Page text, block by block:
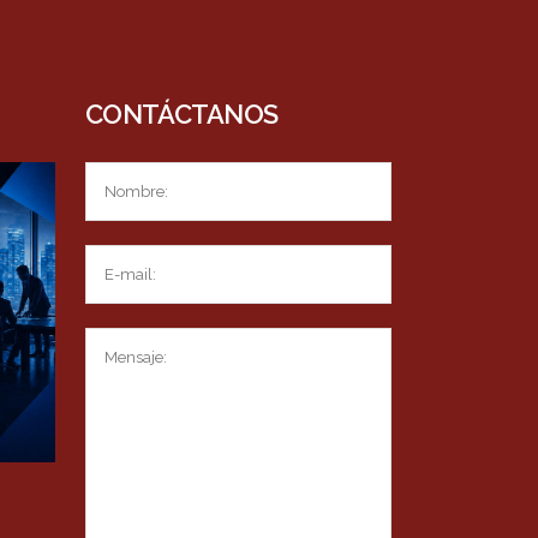
CONTÁCTANOS